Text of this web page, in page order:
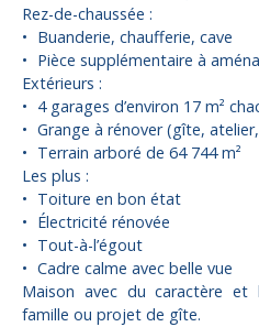
Rez-de-chaussée :
Buanderie, chaufferie, cave
Pièce supplémentaire à
Extérieurs :
4 garages d’environ 17 m²
Grange à rénover (gîte,
Terrain arboré de 64 744 m²
Les plus :
Toiture en bon état
Électricité rénovée
Tout-à-l’égout
Cadre calme avec belle vue
Maison avec du caractère
famille ou projet de gîte.